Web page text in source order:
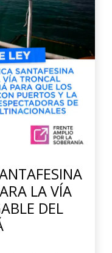
LA VÍA
DEL